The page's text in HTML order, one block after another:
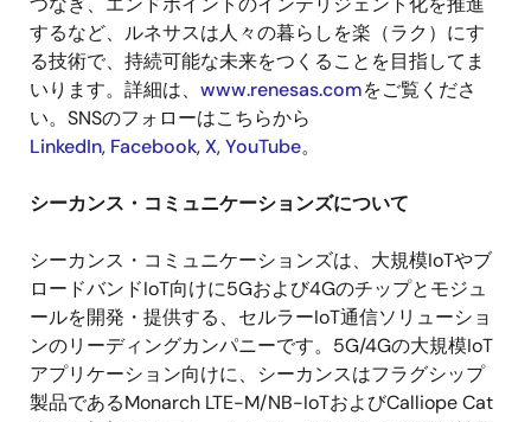
するなど、ルネサスは人々の暮らしを楽（ラク）にす
る技術で、持続可能な未来をつくることを目指してま
いります。詳細は、 www.renesas.comをご覧くださ
い。 SNSのフォローはこちらから
LinkedIn, Facebook,X,YouTube。
シーカンス・コミュニケーションズについて
シーカンス・コミュニケーションズは、大規模IoTやブ
ロードバンドIoT向けに5Gおよび4Gのチップとモジュ
ールを開発・提供する、セルラーIoT通信ソリューショ
ンのリーディングカンパニーです。 5G/4Gの大規模IoT
アプリケーション向けに、シーカンスはフラグシップ
製品であるMonarch LTE-M/NB-IoTおよびCalliope Cat